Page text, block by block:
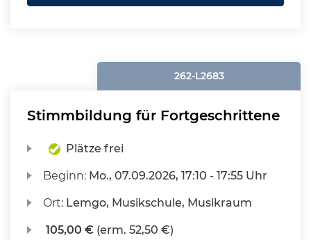
262-L2683
Stimmbildung für Fortgeschrittene
Plätze frei
Beginn: Mo., 07.09.2026, 17:10 - 17:55 Uhr
Ort: Lemgo, Musikschule, Musikraum
105,00 € (erm. 52,50 €)